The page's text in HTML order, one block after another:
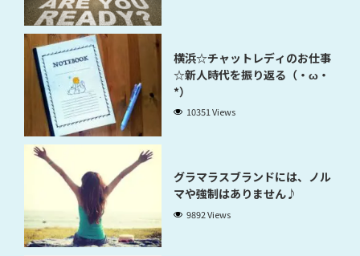
横浜☆チャットレディのお仕事
☆新人時代を振り返る（・ω・
*）
10351 Views
グラマラスブランドには、ノル
マや強制はありません♪
9892 Views